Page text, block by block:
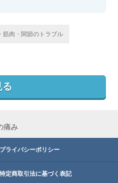
筋肉・関節のトラブル
る
痛み
プライバシーポリシー
特定商取引法に基づく表記